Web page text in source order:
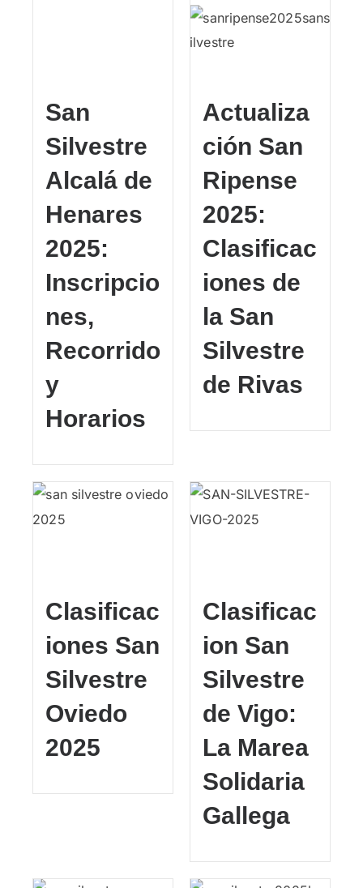
San
Silvestre
Alcalá de
Henares
2025:
Inscripcio
nes,
Recorrido
y
Horarios
Actualiza
ción San
Ripense
2025:
Clasificac
iones de
la San
Silvestre
de Rivas
Clasificac
iones San
Silvestre
Oviedo
2025
Clasificac
ion San
Silvestre
de Vigo:
La Marea
Solidaria
Gallega